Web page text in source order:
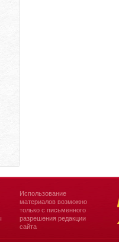
Использование
материалов возможно
только с письменного
разрешения редакции
сайта